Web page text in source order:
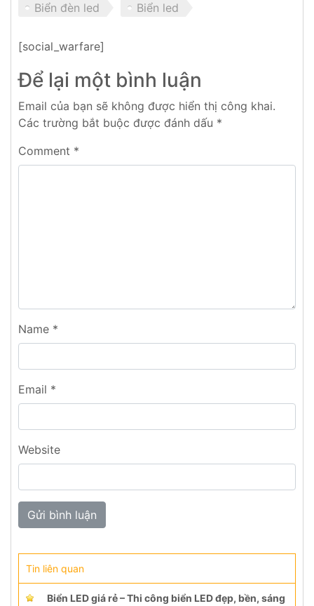
Biển đèn led Biển led
[social_warfare]
Để lại một bình luận
Email của bạn sẽ không được hiển thị công khai.
Các trường bắt buộc được đánh dấu *
Comment *
Name *
Email *
Website
Tin liên quan
Biển LED giá rẻ – Thi công biển LED đẹp, bền, sáng